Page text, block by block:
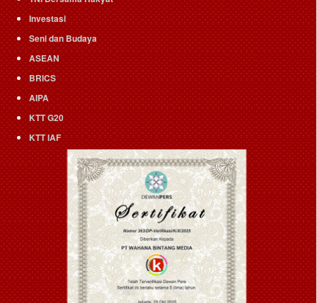
Investasi
Seni dan Budaya
ASEAN
BRICS
AIPA
KTT G20
KTT IAF